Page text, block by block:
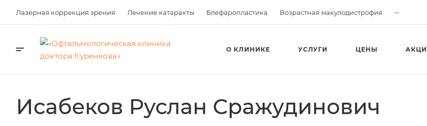
Лазерная коррекция зрения Лечение катаракты Блефаропластика Возрастная макулодистрофия ...
О КЛИНИКЕ УСЛУГИ ЦЕНЫ
Исабеков Руслан Сражудинович